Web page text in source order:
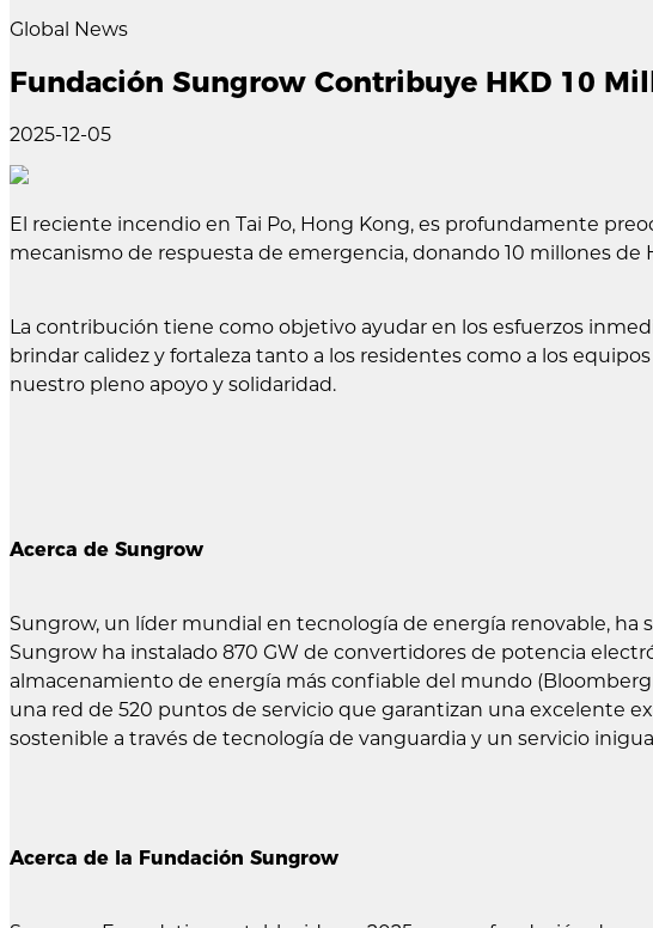
Global News
Fundación Sungrow Contribuye HKD 10
2025-12-05
El reciente incendio en Tai Po, Hong Kong, es profundamente
mecanismo de respuesta de emergencia, donando 10 millones de
La contribución tiene como objetivo ayudar en los esfuerzos
brindar calidez y fortaleza tanto a los residentes como a los
nuestro pleno apoyo y solidaridad.
Acerca de Sungrow
Sungrow, un líder mundial en tecnología de energía renovable, ha
Sungrow ha instalado 870 GW de convertidores de potencia
almacenamiento de energía más confiable del mundo
una red de 520 puntos de servicio que garantizan una excelente
sostenible a través de tecnología de vanguardia y un servicio
Acerca de la Fundación Sungrow